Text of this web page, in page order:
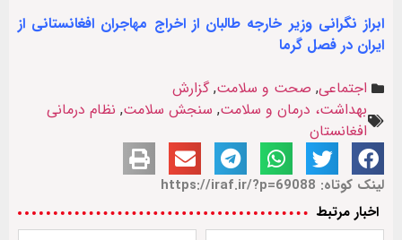
ابراز نگرانی ‏وزیر خارجه طالبان از اخراج مهاجران افغانستانی از
ایران در فصل گرما
اجتماعی, صحت و سلامت,گزارش
بهداشت، درمان و سلامت, سنجش سلامت, نظام درمانی
افغانستان
لینک کوتاه: https://iraf.ir/?p=69088
اخبار مرتبط